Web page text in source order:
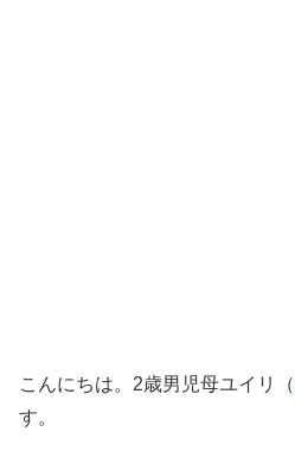
こんにちは。2歳男児母ユイリ（
す。